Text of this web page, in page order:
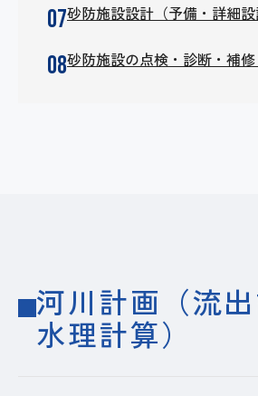
砂防施設設計（予備・詳細設
砂防施設の点検・診断・補
河川計画​（流出
水理計算）